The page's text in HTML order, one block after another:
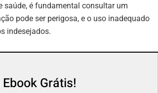
saúde, é fundamental consultar um
pode ser perigosa, e o uso inadequado
indesejados.
Grátis!